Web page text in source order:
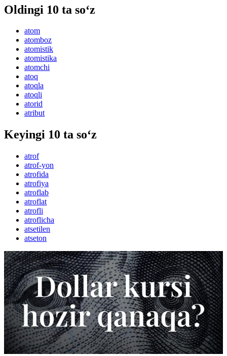
Oldingi 10 ta so‘z
atom
atomboz
atomistik
atomistika
atomchi
atoq
atoqla
atoqli
atorid
atribut
Keyingi 10 ta so‘z
atrof
atrof-yon
atrofida
atrofiya
atroflab
atroflat
atrofli
atroflicha
atsetilen
atseton